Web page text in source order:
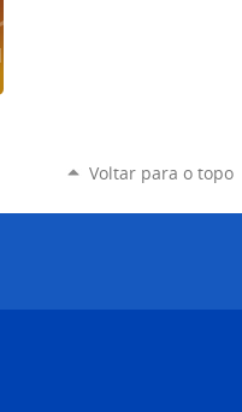
Voltar para o topo